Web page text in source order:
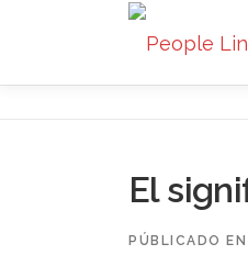
El
PÚBLICADO EN